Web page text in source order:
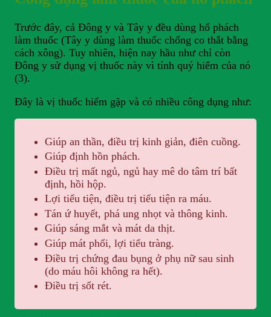
Trước đây, cả Đông y và Tây y đều dùng hổ phách
làm thuốc (Tây y dùng làm thuốc chống co thắt bằng
cách xông). Tuy nhiên, hiện nay hầu như chỉ còn
Đông y sử dụng vị thuốc này vì tính quý hiếm của nó
(3).
Đây là vị thuốc hiếm gặp và có nhiều công dụng như:
Giúp an thần, điều trị kinh giản, điên cuồng.
Giúp định hồn phách.
Điều trị mất ngủ, ngủ hay mê do tâm trí bất
định, hồi hộp.
Lợi tiểu tiện, điều trị tiểu tiện ra máu.
Tán ứ huyết, phá ung nhọt và thông kinh.
Giúp sáng mắt và mát da thịt.
Giúp mát phổi, lợi tiểu tràng.
Điều trị chứng đau bụng ở phụ nữ sau sinh
(do máu hôi không ra hết).
Điều trị sốt rét.